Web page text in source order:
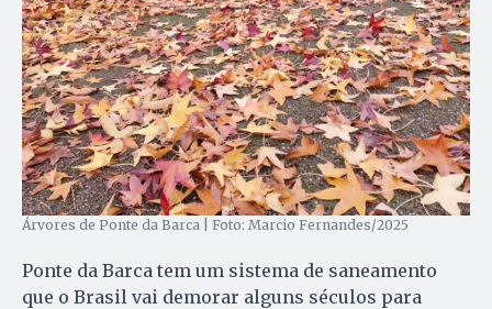
Árvores de Ponte da Barca | Foto: Marcio Fernandes/2025
Ponte da Barca tem um sistema de saneamento
que o Brasil vai demorar alguns séculos para